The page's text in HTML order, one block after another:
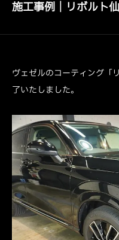
施工事例｜リボルト
ヴェゼルのコーティング「
了いたしました。